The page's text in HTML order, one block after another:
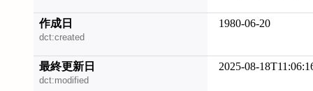
作成日
dct:created
1980-06-20
最終更新日
dct:modified
2025-08-